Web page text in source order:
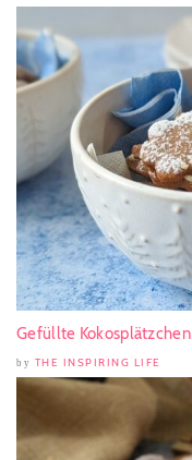
Gefüllte Kokosplätzchen
by THE INSPIRING LIFE